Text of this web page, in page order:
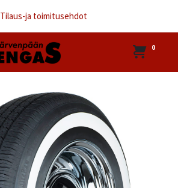
Tilaus-ja toimitusehdot
0